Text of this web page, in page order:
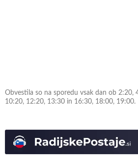
Obvestila so na sporedu vsak dan ob 2:20,
10:20, 12:20, 13:30 in 16:30, 18:00, 19:00.